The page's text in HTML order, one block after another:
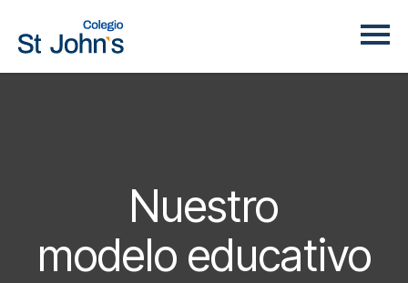
Nuestro
modelo educativo